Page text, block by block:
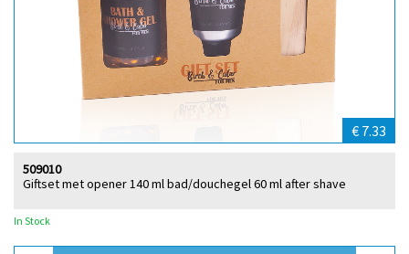
€ 7.33
Giftset met opener 140 ml bad/douchegel 60 ml after shave
509010
In Stock